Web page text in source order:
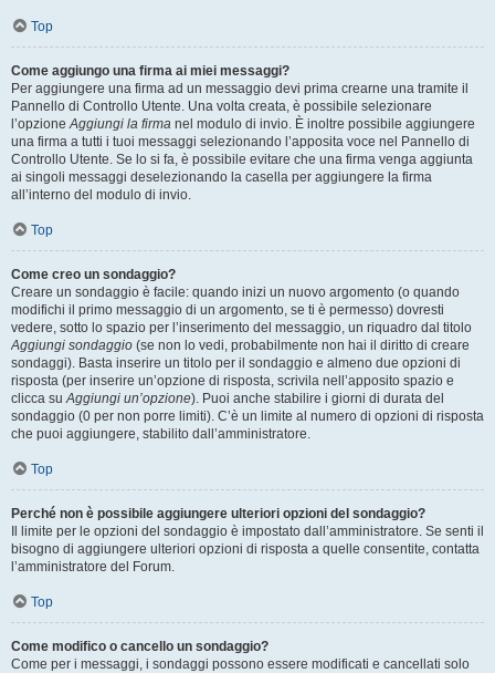
Top
Come aggiungo una firma ai miei messaggi?
Per aggiungere una firma ad un messaggio devi prima crearne una tramite il
Pannello di Controllo Utente. Una volta creata, è possibile selezionare
l’opzioneAggiungi la firma nel modulo di invio. È inoltre possibile aggiungere
una firma a tutti i tuoi messaggi selezionando l’apposita voce nel Pannello di
Controllo Utente. Se lo si fa, è possibile evitare che una firma venga aggiunta
ai singoli messaggi deselezionando la casella per aggiungere la firma
all’interno del modulo di invio.
Top
Come creo un sondaggio?
Creare un sondaggio è facile: quando inizi un nuovo argomento (o quando
modifichi il primo messaggio di un argomento, se ti è permesso) dovresti
vedere, sotto lo spazio per l’inserimento del messaggio, un riquadro dal titolo
Aggiungi sondaggio (se non lo vedi, probabilmente non hai il diritto di creare
sondaggi). Basta inserire un titolo per il sondaggio e almeno due opzioni di
risposta (per inserire un’opzione di risposta, scrivila nell’apposito spazio e
clicca suAggiungi un’opzione). Puoi anche stabilire i giorni di durata del
sondaggio (0 per non porre limiti). C’è un limite al numero di opzioni di risposta
che puoi aggiungere, stabilito dall’amministratore.
Top
Perché non è possibile aggiungere ulteriori opzioni del sondaggio?
Il limite per le opzioni del sondaggio è impostato dall’amministratore. Se senti il
bisogno di aggiungere ulteriori opzioni di risposta a quelle consentite, contatta
l’amministratore del Forum.
Top
Come modifico o cancello un sondaggio?
Come per i messaggi, i sondaggi possono essere modificati e cancellati solo